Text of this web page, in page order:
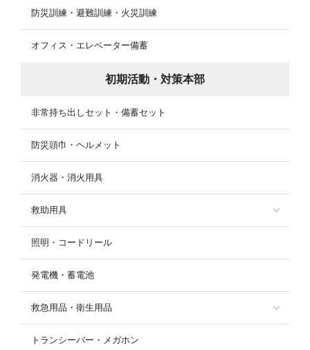
防災訓練・避難訓練・火災訓練
オフィス・エレベーター備蓄
初期活動・対策本部
非常持ち出しセット・備蓄セット
防災頭巾・ヘルメット
消火器・消火用具
救助用具
照明・コードリール
発電機・蓄電池
救急用品・衛生用品
トランシーバー・メガホン